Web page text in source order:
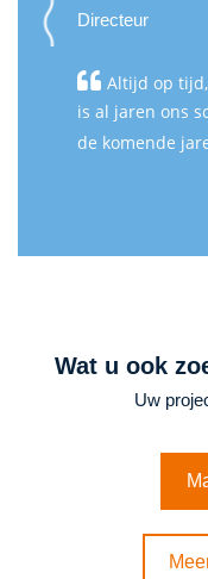
Directeur
Altijd op
is al jaren ons
de komende
Wat u ook
Uw